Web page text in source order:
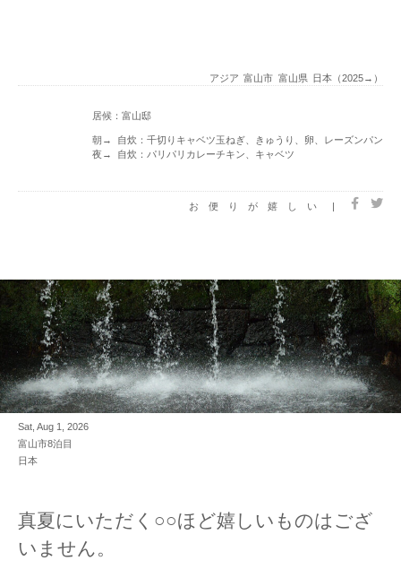
アジア 富山市 富山県 日本（2025→）
居候：富山邸
朝→ 自炊：千切りキャベツ玉ねぎ、きゅうり、卵、レーズンパン
夜→ 自炊：パリパリカレーチキン、キャベツ
お便りが嬉しい
Sat, Aug 1, 2026
富山市8泊目
日本
真夏にいただく○○ほど嬉しいものはござ
いません。